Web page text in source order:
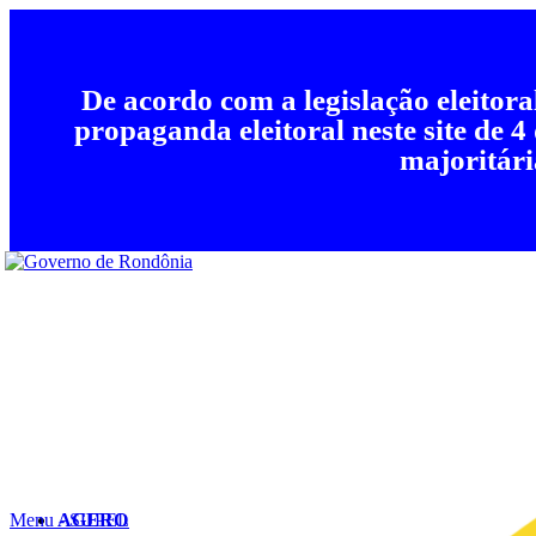
De acordo com a legislação
propaganda eleitoral neste site de
AGERO
Menu - SUPEL